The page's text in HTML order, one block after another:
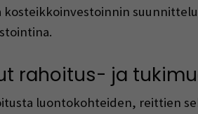
kosteikkoinvestoinnin
rahoitus- ja
luontokohteiden, reittien